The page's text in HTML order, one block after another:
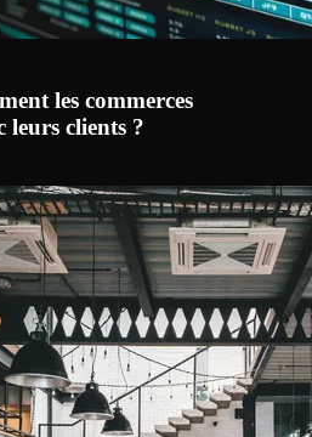
les commerces
leurs clients ?